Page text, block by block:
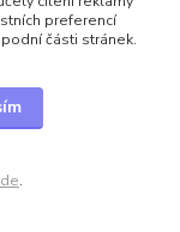
preferencí
části stránek.
.